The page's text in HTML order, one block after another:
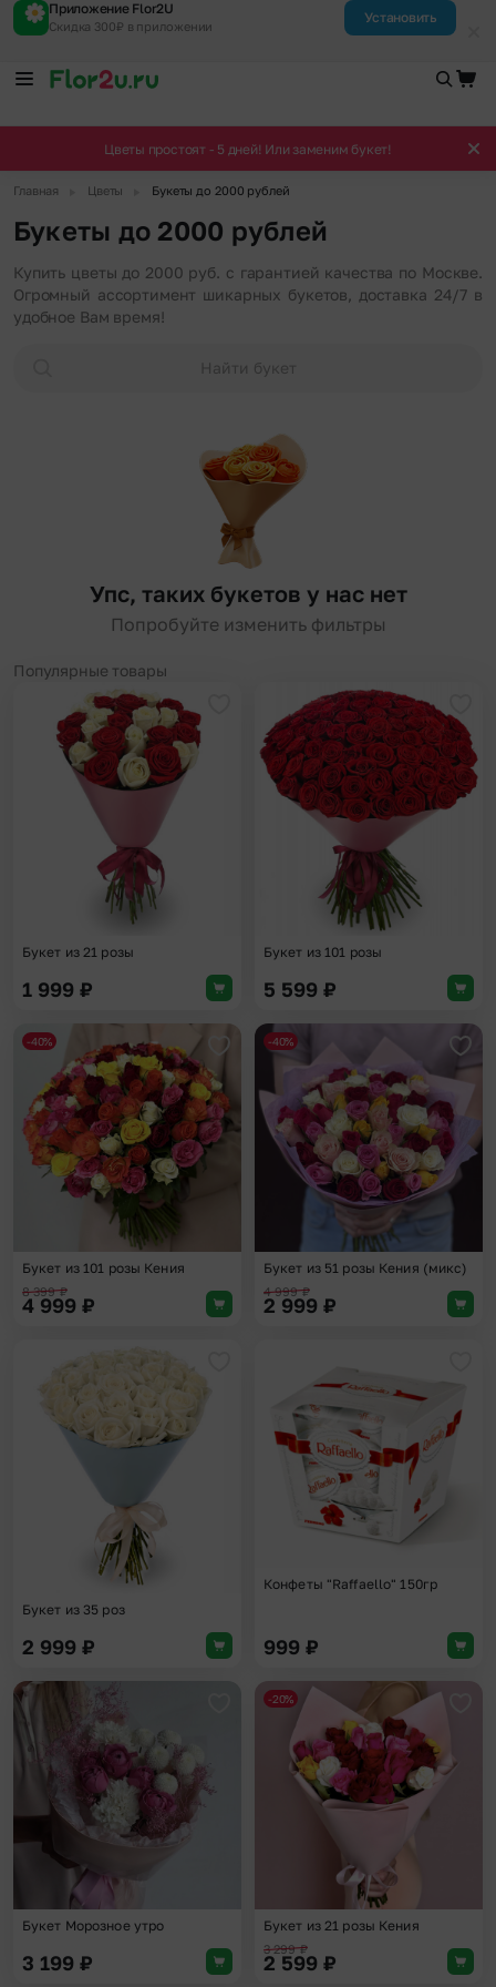
Приложение Flor2U
Скидка 300₽ в приложении
Установить
Цветы простоят - 5 дней! Или заменим букет!
Главная Цветы Букеты до 2000 рублей
Букеты до 2000 рублей
Купить цветы до 2000 руб. с гарантией качества по Москве.
Огромный ассортимент шикарных букетов, доставка 24/7 в
удобное Вам время!
Найти букет
Упс, таких букетов у нас нет
Попробуйте изменить фильтры
Популярные товары
Добавить в избранное
Букет из 21 розы
1 999 ₽
Букет из 101 розы
5 599 ₽
Добавить в избранное
-40%
Букет из 101 розы Кения
8 399₽
4 999 ₽
-40%
Букет из 51 розы Кения (микс)
4 999₽
2 999 ₽
Добавить в избранное
Букет из 35 роз
2 999 ₽
Конфеты "Raffaello" 150гр
999 ₽
Добавить в избранное
Букет Морозное утро
3 199 ₽
-20%
Букет из 21 розы Кения
3 299₽
2 599 ₽